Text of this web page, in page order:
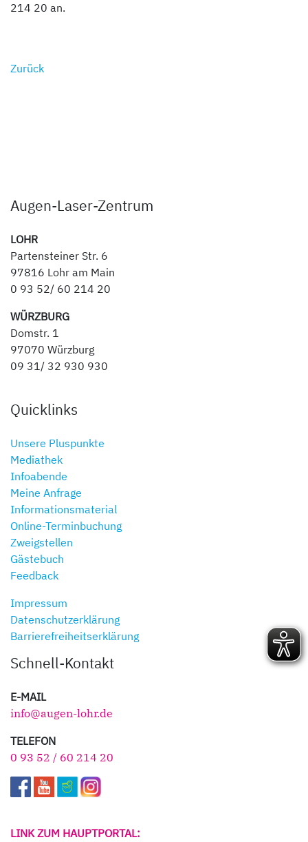
214 20 an.
Zurück
Augen-Laser-Zentrum
LOHR
Partensteiner Str. 6
97816 Lohr am Main
0 93 52/ 60 214 20
WÜRZBURG
Domstr. 1
97070 Würzburg
09 31/ 32 930 930
Quicklinks
Unsere Pluspunkte
Mediathek
Infoabende
Meine Anfrage
Informationsmaterial
Online-Terminbuchung
Zweigstellen
Gästebuch
Feedback
Impressum
Datenschutzerklärung
Barrierefreiheitserklärung
Schnell-Kontakt
E-MAIL
info@augen-lohr.de
TELEFON
0 93 52 / 60 214 20
LINK ZUM HAUPTPORTAL: